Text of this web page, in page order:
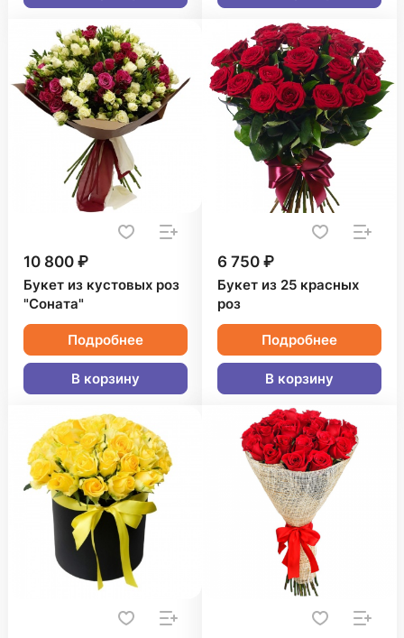
10 800 ₽
Букет из кустовых роз
"Соната"
Подробнее
В корзину
6 750 ₽
Букет из 25 красных
роз
Подробнее
В корзину